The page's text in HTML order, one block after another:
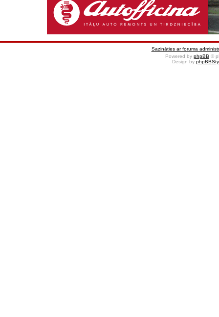
Sazināties ar foruma
Powered by phpBB ©
Design by